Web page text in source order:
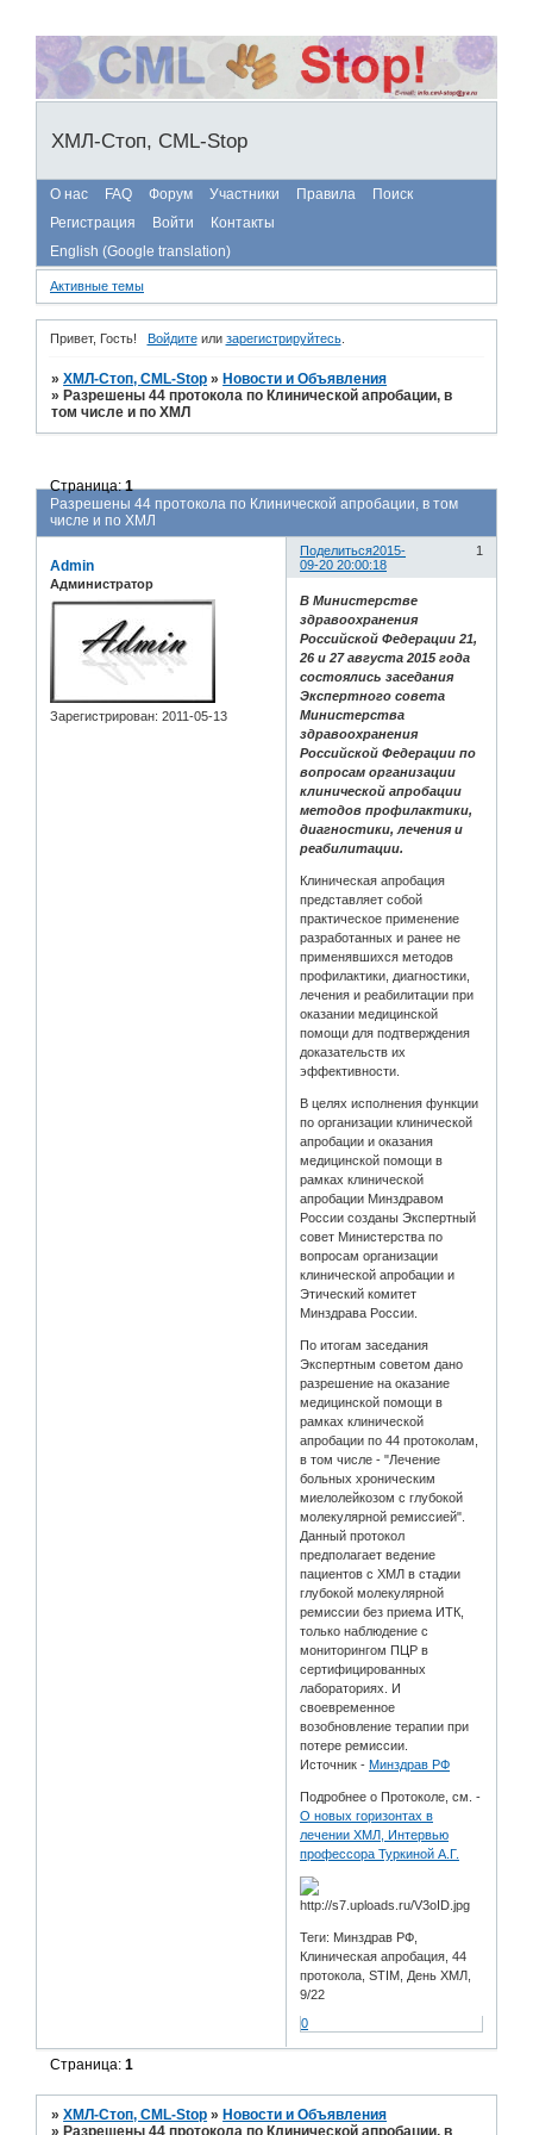
ХМЛ-Стоп, CML-Stop
О нас FAQ Форум Участники Правила
Поиск
Регистрация
Войти
Контакты
English (Google translation)
Активные темы
Привет, Гость! Войдитеили зарегистрируйтесь.
»ХМЛ-Стоп, CML-Stop » Новости и Объявления
» Разрешены 44 протокола по Клинической апробации, в
том числе и по ХМЛ
Разрешены 44 протокола по Клинической апробации, в том
числе и по ХМЛ
Страница:1
Поделиться 1
2015-
09-20 20:00:18
Admin
Администратор
Зарегистрирован: 2011-05-13
В Министерстве
здравоохранения
Российской Федерации 21,
26 и 27 августа 2015 года
состоялись заседания
Экспертного совета
Министерства
здравоохранения
Российской Федерации по
вопросам организации
клинической апробации
методов профилактики,
диагностики, лечения и
реабилитации.
Клиническая апробация
представляет собой
практическое применение
разработанных и ранее не
применявшихся методов
профилактики, диагностики,
лечения и реабилитации при
оказании медицинской
помощи для подтверждения
доказательств их
эффективности.
В целях исполнения функции
по организации клинической
апробации и оказания
медицинской помощи в
рамках клинической
апробации Минздравом
России созданы Экспертный
совет Министерства по
вопросам организации
клинической апробации и
Этический комитет
Минздрава России.
По итогам заседания
Экспертным советом дано
разрешение на оказание
медицинской помощи в
рамках клинической
апробации по 44 протоколам,
в том числе - "Лечение
больных хроническим
миелолейкозом с глубокой
молекулярной ремиссией".
Данный протокол
предполагает ведение
пациентов с ХМЛ в стадии
глубокой молекулярной
ремиссии без приема ИТК,
только наблюдение с
мониторингом ПЦР в
сертифицированных
лабораториях. И
своевременное
возобновление терапии при
потере ремиссии.
Источник -Минздрав РФ
Подробнее о Протоколе, см. -
О новых горизонтах в
лечении ХМЛ, Интервью
профессора Туркиной А.Г.
Теги: Минздрав РФ,
Клиническая апробация, 44
протокола, STIM, День ХМЛ,
9/22
0
Страница:1
»ХМЛ-Стоп, CML-Stop » Новости и Объявления
» Разрешены 44 протокола по Клинической апробации, в